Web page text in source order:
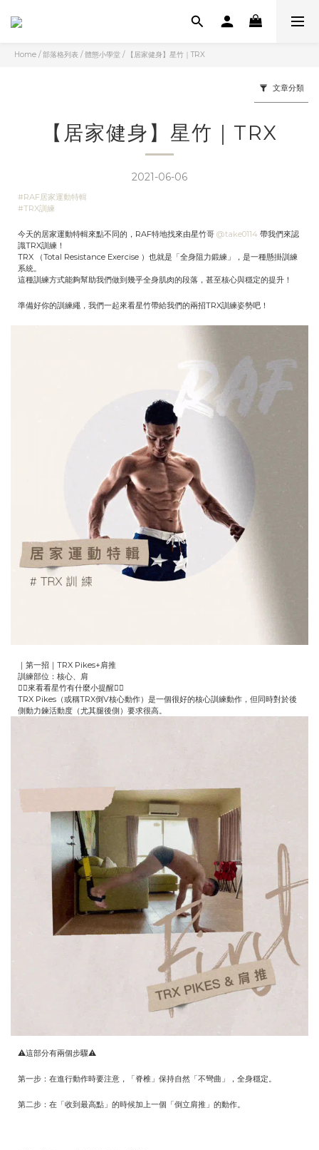
Home /部落格列表 /體態小學堂 / 【居家健身】星竹｜TRX
文章分類
【居家健身】星竹｜TRX
2021-06-06
#RAF居家運動特輯
#TRX訓練
今天的居家運動特輯來點不同的，RAF特地找來由星竹哥 @take0114 帶我們來認
識TRX訓練！
TRX （Total Resistance Exercise ）也就是「全身阻力鍛練」，是一種懸掛訓練
系統。
這種訓練方式能夠幫助我們做到幾乎全身肌肉的段落，甚至核心與穩定的提升！
準備好你的訓練繩，我們一起來看星竹帶給我們的兩招TRX訓練姿勢吧！
｜第一招｜TRX Pikes+肩推
訓練部位：核心、肩
👇🏻來看看星竹有什麼小提醒👇🏻
TRX Pikes（或稱TRX倒V核心動作）是一個很好的核心訓練動作，但同時對於後
側動力鍊活動度（尤其腿後側）要求很高。
⚠️這部分有兩個步驟⚠️
第一步：在進行動作時要注意，「脊椎」保持自然「不彎曲」，全身穩定。
第二步：在「收到最高點」的時候加上一個「倒立肩推」的動作。